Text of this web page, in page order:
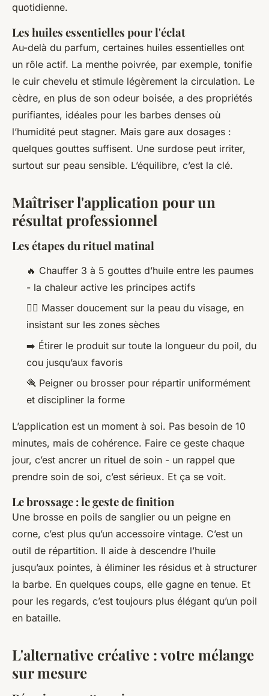
quotidienne.
Les huiles essentielles pour l'éclat
Au-delà du parfum, certaines huiles essentielles ont
un rôle actif. La menthe poivrée, par exemple, tonifie
le cuir chevelu et stimule légèrement la circulation. Le
cèdre, en plus de son odeur boisée, a des propriétés
purifiantes, idéales pour les barbes denses où
l’humidité peut stagner. Mais gare aux dosages :
quelques gouttes suffisent. Une surdose peut irriter,
surtout sur peau sensible. L’équilibre, c’est la clé.
Maîtriser l'application pour un
résultat professionnel
Les étapes du rituel matinal
🔥 Chauffer 3 à 5 gouttes d’huile entre les paumes
- la chaleur active les principes actifs
💆‍♂️ Masser doucement sur la peau du visage, en
insistant sur les zones sèches
➡️ Étirer le produit sur toute la longueur du poil, du
cou jusqu’aux favoris
🪮 Peigner ou brosser pour répartir uniformément
et discipliner la forme
L’application est un moment à soi. Pas besoin de 10
minutes, mais de cohérence. Faire ce geste chaque
jour, c’est ancrer un rituel de soin - un rappel que
prendre soin de soi, c’est sérieux. Et ça se voit.
Le brossage : le geste de finition
Une brosse en poils de sanglier ou un peigne en
corne, c’est plus qu’un accessoire vintage. C’est un
outil de répartition. Il aide à descendre l’huile
jusqu’aux pointes, à éliminer les résidus et à structurer
la barbe. En quelques coups, elle gagne en tenue. Et
pour les regards, c’est toujours plus élégant qu’un poil
en bataille.
L'alternative créative : votre mélange
sur mesure